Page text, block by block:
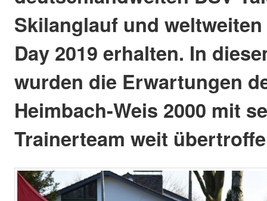
Skilanglauf und
Day 2019 erhalten. In
wurden die Erwartungen
Heimbach-Weis 2000 mit
Trainerteam weit